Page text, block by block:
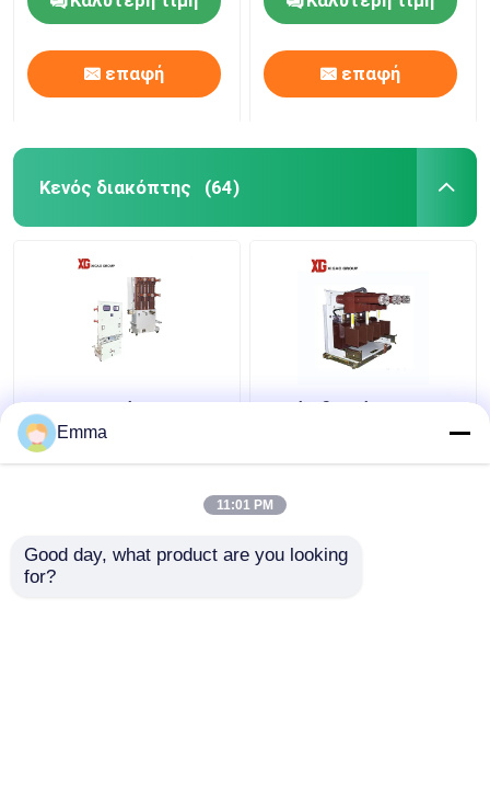
επαφή επαφή
Κενός διακόπτης (64)
40.5KV κενός
διακόπτης
Κενός διακόπτης
Emma
11:01 PM
Good day, what product are you looking
for?